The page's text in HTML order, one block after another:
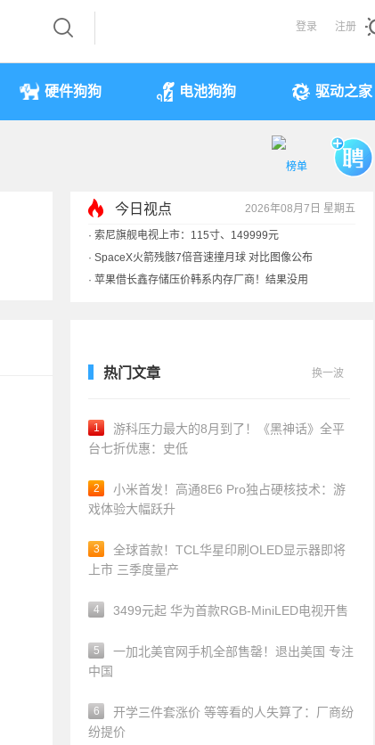
登录 注册
硬件狗狗 电池狗狗 驱动之家
今日视点 2026年08月7日 星期五
· 索尼旗舰电视上市：115寸、149999元
· SpaceX火箭残骸7倍音速撞月球 对比图像公布
· 苹果借长鑫存储压价韩系内存厂商！结果没用
· 歌手汪峰：公司因AI已从1100人优化到400人
热门文章 换一波
1
游科压力最大的8月到了！《黑神话》全平
台七折优惠：史低
2
小米首发！高通8E6 Pro独占硬核技术：游
戏体验大幅跃升
3
全球首款！TCL华星印刷OLED显示器即将
上市 三季度量产
4 3499元起 华为首款RGB-MiniLED电视开售
5
一加北美官网手机全部售罄！退出美国 专注
中国
6
开学三件套涨价 等等看的人失算了：厂商纷
纷提价